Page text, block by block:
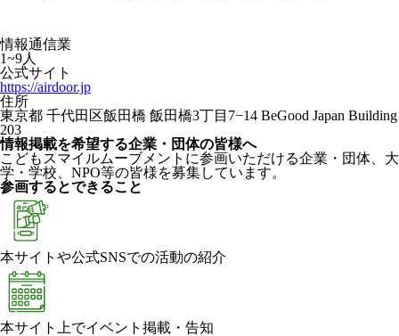
情報通信業
1~9人
公式サイト
https://airdoor.jp
住所
東京都 千代田区飯田橋 飯田橋3丁目7−14 BeGood Japan Building
203
情報掲載を希望する企業・団体の皆様へ
こどもスマイルムーブメントに参画いただける企業・団体、大
学・学校、NPO等の皆様を募集しています。
参画するとできること
本サイトや公式SNSでの活動の紹介
本サイト上でイベント掲載・告知